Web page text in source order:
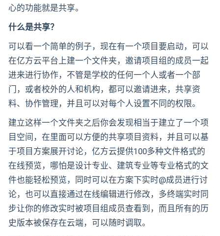
心的功能就是共享。
什么是共享？
可以看一个简单的例子，现在有一个项目要启动，可以
在亿方云平台上建一个文件夹，邀请项目组的成员一起
进来进行协作，不管是学校的任何一个人或者一个部
门，或者校外的人和机构，都可以邀请进来，共享资
料、协作管理，并且可以对每个人设置不同的权限。
建立这样一个文件夹之后你会发现相当于建立了一个项
目空间，在里面可以方便的共享项目资料，并且可以基
于项目方案展开讨论，亿方云提供100多种文件格式的
在线预览，哪怕是设计专业、建筑专业等专业格式的文
件也能轻松预览，同时可以在方案下实时@成员进行讨
论，也可以直接通过在线编辑进行修改，多终端实时同
步让你的修改实时被项目组成员查看到，而且所有的历
史版本被保存在云端，可以随时调取。